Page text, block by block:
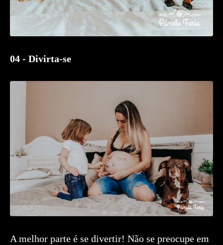
04 - Divirta-se
A melhor parte é se divertir! Não se preocupe em